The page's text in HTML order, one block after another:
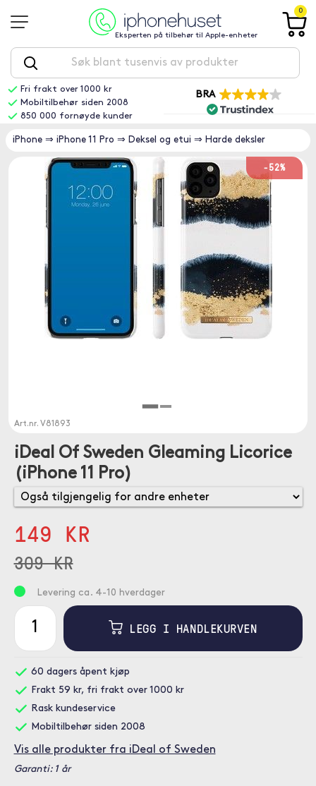
Eksperten på tilbehør til Apple-enheter
0
Fri frakt over 1000 kr
Mobiltilbehør siden 2008
850 000 fornøyde kunder
BRA
iPhone ⇒ iPhone 11 Pro ⇒ Deksel og etui ⇒ Harde deksler
-52%
Art.nr. V81893
iDeal Of Sweden Gleaming Licorice
(iPhone 11 Pro)
149 KR
309 KR
Levering ca. 4-10 hverdager
LEGG I HANDLEKURVEN
60 dagers åpent kjøp
Frakt 59 kr, fri frakt over 1000 kr
Rask kundeservice
Mobiltilbehør siden 2008
Vis alle produkter fra iDeal of Sweden
Garanti: 1 år